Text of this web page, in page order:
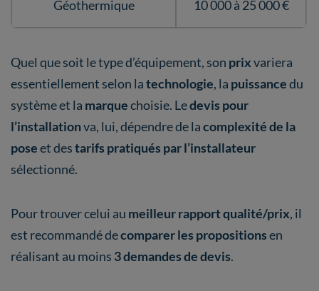
Géothermique 10 000 à 25 000 €
Quel que soit le type d’équipement, son prixvariera
essentiellement selon latechnologie, la puissancedu
système et la marquechoisie. Ledevis pour
l’installationva, lui, dépendre de lacomplexité de la
poseet destarifs pratiqués par l’installateur
sélectionné.
Pour trouver celui au meilleur rapport qualité/prix, il
est recommandé decomparer les propositionsen
réalisant au moins 3 demandes de devis.